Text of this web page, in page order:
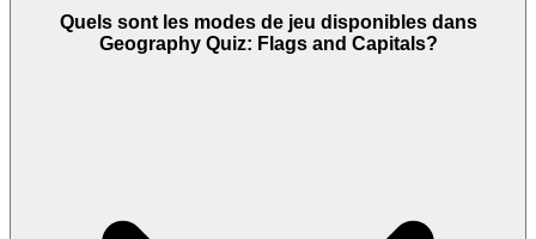
Quels sont les modes de jeu disponibles dans
Geography Quiz: Flags and Capitals?